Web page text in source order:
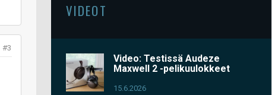
#3
VIDEOT
Video: Testissä Audeze
Maxwell 2 -pelikuulokkeet
15.6.2026